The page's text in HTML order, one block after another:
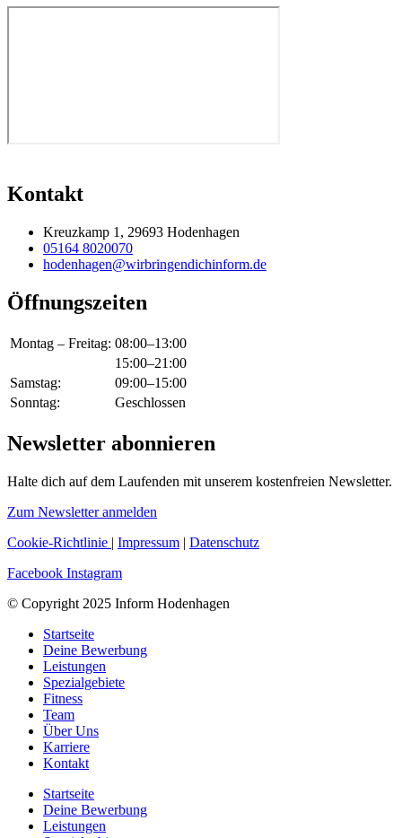
Kontakt
Kreuzkamp 1, 29693 Hodenhagen
05164 8020070
hodenhagen@wirbringendichinform.de
Öffnungszeiten
Montag – Freitag: 08:00–13:00
15:00–21:00
Samstag:
09:00–15:00
Sonntag:
Geschlossen
Newsletter abonnieren
Halte dich auf dem Laufenden mit unserem kostenfreien Newsletter.
Zum Newsletter anmelden
Cookie-Richtlinie | Impressum | Datenschutz
Facebook Instagram
© Copyright 2025 Inform Hodenhagen
Startseite
Deine Bewerbung
Leistungen
Spezialgebiete
Fitness
Team
Über Uns
Karriere
Kontakt
Startseite
Deine Bewerbung
Leistungen